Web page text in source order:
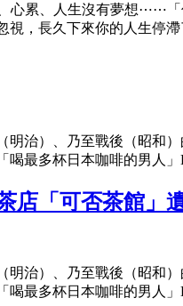
心累、人生沒有夢想⋯⋯
視，長久下來你的人生停
治）、乃至戰後（昭和
最多杯日本咖啡的男人」
店「可否茶館」
治）、乃至戰後（昭和
最多杯日本咖啡的男人」